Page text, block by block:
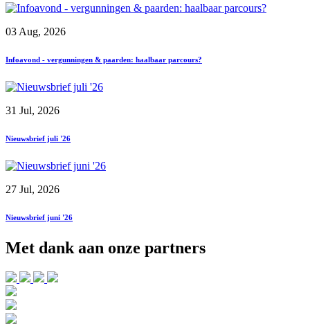
03 Aug, 2026
Infoavond - vergunningen & paarden: haalbaar parcours?
31 Jul, 2026
Nieuwsbrief juli '26
27 Jul, 2026
Nieuwsbrief juni '26
Met dank aan onze partners